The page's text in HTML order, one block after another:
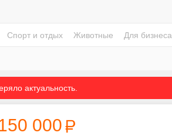
Спорт и отдых Животные Для бизнеса
актуальность.
000